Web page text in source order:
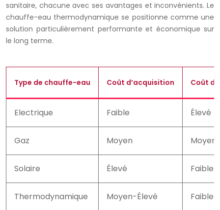
sanitaire, chacune avec ses avantages et inconvénients. Le
chauffe-eau thermodynamique se positionne comme une
solution particulièrement performante et économique sur
le long terme.
Type de chauffe-eau Coût d’acquisition Coût
Electrique Faible Élevé
Gaz Moyen Moyen
Solaire Élevé Faible
Thermodynamique Moyen-Élevé Faible